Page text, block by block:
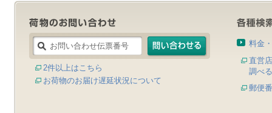
2件以上はこちら
お荷物のお届け遅延状況について
料金
直営
調べる
郵便